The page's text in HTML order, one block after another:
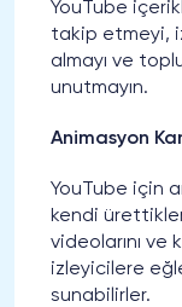
YouTube
takip etmeyi,
almayı ve
unutmayın.
Animasyon
YouTube için
kendi
videolarını ve
izleyicilere
sunabilirler.